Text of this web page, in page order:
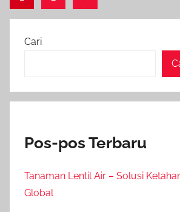
pos
Cari
Pos-pos Terbaru
Tanaman Lentil Air – Solusi
Global